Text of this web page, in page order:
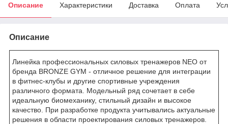
Описание Характеристики Доставка Оплата
Описание
Линейка профессиональных силовых тренажеров NEO от
бренда BRONZE GYM - отличное решение для интеграции
в фитнес-клубы и другие спортивные учреждения
различного формата. Модельный ряд сочетает в себе
идеальную биомеханику, стильный дизайн и высокое
качество. При разработке продукта учитывались актуальные
решения в области проектирования силовых тренажеров.